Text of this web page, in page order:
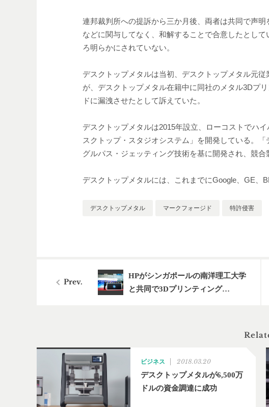
連邦裁判所への提訴から三か月後、両者は共同で声
などに関与してなく、和解することで合意したとし
ろ明らかにされていない。
デスクトップメタルは当初、デスクトップメタル元
が、デスクトップメタル在籍中に同社のメタル3Dプ
ドに漏洩させたとして訴えていた。
デスクトップメタルは2015年設立、ローコストでハ
スクトップ・スタジオシステム」を開発している。
グルパス・ジェッティング技術を基に開発され、競
デスクトップメタルには、これまでにGoogle、GE、
デスクトップメタル マークフォージド 特許侵害
HPがシンガポールの南洋理工大学
と共同で3Dプリンティング…
ビジネス 2018.03.20
デスクトップメタルが6,500万
ドルの資金調達に成功